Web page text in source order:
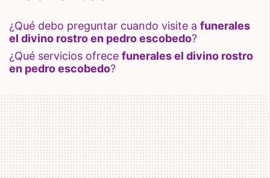
¿qué debo preguntar cuando visite a funerales
el divino rostro en pedro escobedo?
¿qué servicios ofrece funerales el divino rostro
en pedro escobedo?